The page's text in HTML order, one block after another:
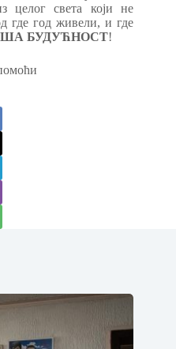
целог света који не
где год живели, и где
БУДУЋНОСТ!